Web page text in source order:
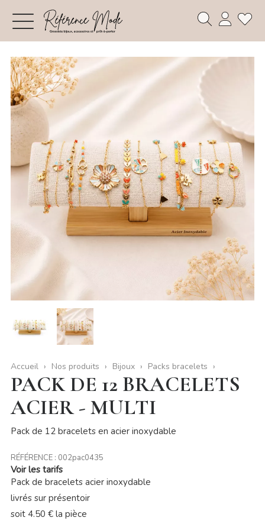
Accueil Nos produits Bijoux Packs bracelets
PACK DE 12 BRACELETS
ACIER - MULTI
Pack de 12 bracelets en acier inoxydable
RÉFÉRENCE : 002pac0435
Voir les tarifs
Pack de bracelets acier inoxydable
livrés sur présentoir
soit 4.50 € la pièce